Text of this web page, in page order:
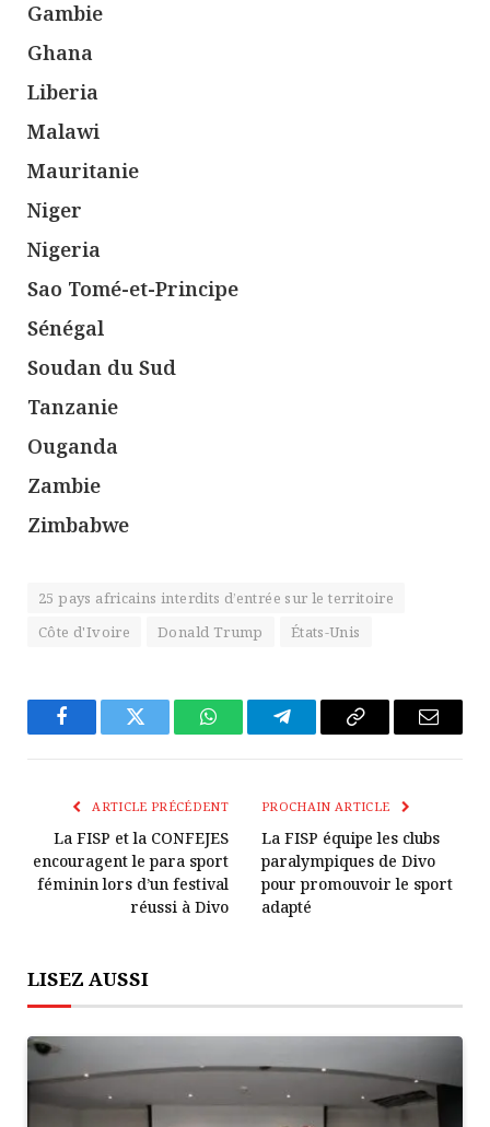
Gambie
Ghana
Liberia
Malawi
Mauritanie
Niger
Nigeria
Sao Tomé-et-Principe
Sénégal
Soudan du Sud
Tanzanie
Ouganda
Zambie
Zimbabwe
25 pays africains interdits d’entrée sur le territoire
Côte d'Ivoire
Donald Trump États-Unis
FacebookTwitter WhatsAppTélégrammeCopier
Lien
E-
ARTICLE PRÉCÉDENT
La FISP et la CONFEJES
encouragent le para sport
féminin lors d’un festival
réussi à Divo
PROCHAIN ARTICLE
La FISP équipe les clubs
paralympiques de Divo
pour promouvoir le sport
adapté
LISEZ AUSSI